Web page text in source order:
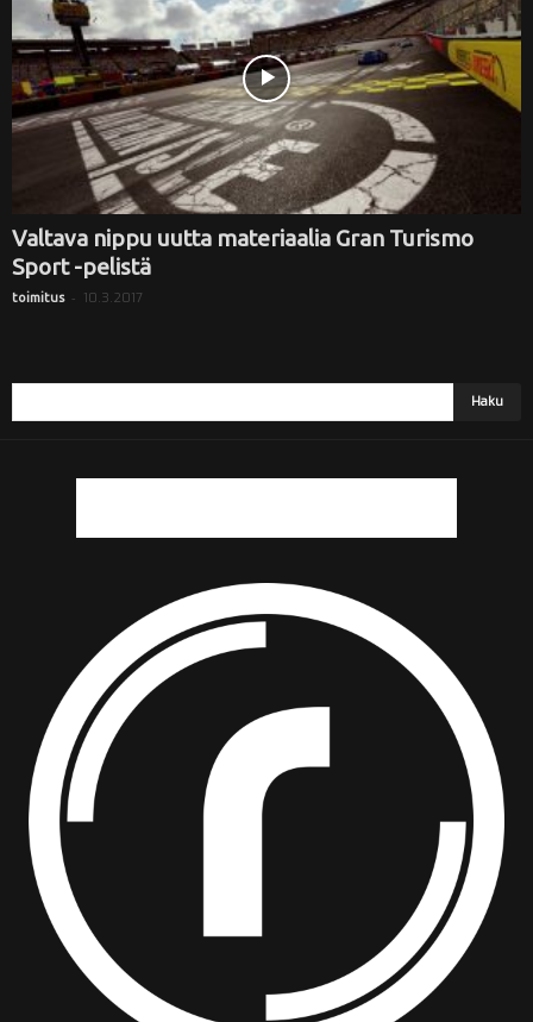
Valtava nippu uutta materiaalia Gran Turismo
Sport -pelistä
toimitus - 10.3.2017